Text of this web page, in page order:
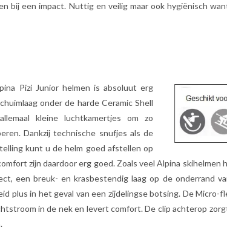
bij een impact. Nuttig en veilig maar ook hygiënisch
Pizi Junior helmen is absoluut erg
onder de harde Ceramic Shell
kleine luchtkamertjes om zo
Dankzij technische snufjes als de
kunt u de helm goed afstellen op
zijn daardoor erg goed. Zoals veel Alpina skihelmen
een breuk- en krasbestendig laag op de onderrand
plus in het geval van een zijdelingse botsing. De Micro-
in de nek en levert comfort. De clip achterop